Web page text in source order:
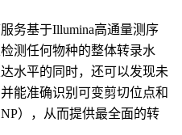
务基于Illumina高通量测序
测任何物种的整体转录水
水平的同时，还可以发现未
能准确识别可变剪切位点和
），从而提供最全面的转